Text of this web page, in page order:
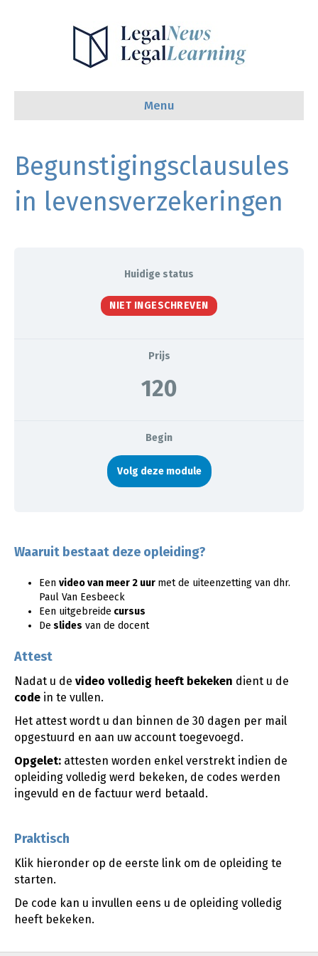
Menu
Begunstigingsclausules
in levensverzekeringen
Huidige status
NIET INGESCHREVEN
Prijs
120
Begin
Volg deze module
Waaruit bestaat deze opleiding?
Een video van meer 2 uur met de uiteenzetting van dhr.
Paul Van Eesbeeck
Een uitgebreide cursus
De slides van de docent
Attest
Nadat u de video volledig heeft bekeken dient u de
code in te vullen.
Het attest wordt u dan binnen de 30 dagen per mail
opgestuurd en aan uw account toegevoegd.
Opgelet: attesten worden enkel verstrekt indien de
opleiding volledig werd bekeken, de codes werden
ingevuld en de factuur werd betaald.
Praktisch
Klik hieronder op de eerste link om de opleiding te
starten.
De code kan u invullen eens u de opleiding volledig
heeft bekeken.